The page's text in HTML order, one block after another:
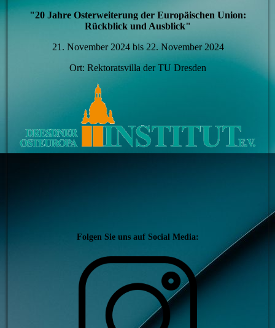
"20 Jahre Osterweiterung der Europäischen Union:
Rückblick und Ausblick"
21. November 2024 bis 22. November 2024
Ort: Rektoratsvilla der TU Dresden
Folgen Sie uns auf Social Media: